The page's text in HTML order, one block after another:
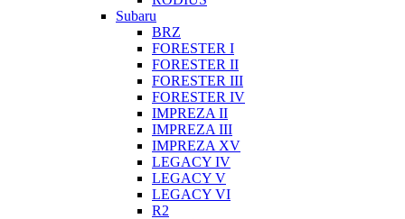
Subaru
BRZ
FORESTER I
FORESTER II
FORESTER III
FORESTER IV
IMPREZA II
IMPREZA III
IMPREZA XV
LEGACY IV
LEGACY V
LEGACY VI
R2